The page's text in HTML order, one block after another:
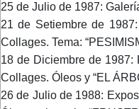
25 de Julio de 1987:
21 de Setiembre de
Collages. Tema:
18 de Diciembre de 1987:
Collages. Óleos y “EL
26 de Julio de 1988: